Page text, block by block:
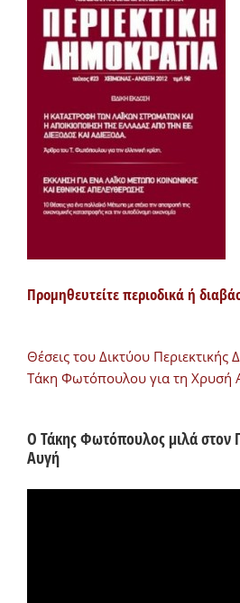
Προμηθευτείτε περιοδικά ή
Θέσεις του Δικτύου Περιεκτικής
Τάκη Φωτόπουλου για τη Χρυσή
Ο Τάκης Φωτόπουλος μιλά στον
Αυγή